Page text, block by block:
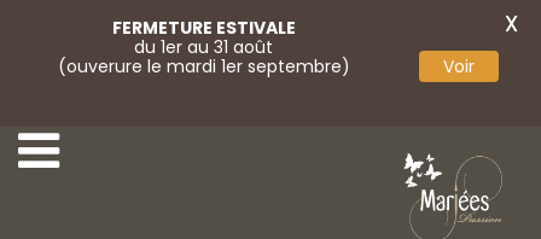
FERMETURE ESTIVALE
du 1er au 31 août
(ouverure le mardi 1er septembre)
Voir
X